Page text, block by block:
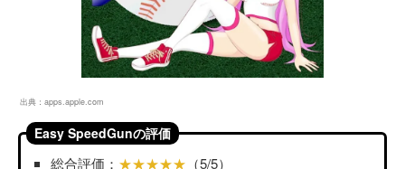
出典： apps.apple.com
Easy SpeedGunの評価
総合評価： ★★★★★ （5/5）